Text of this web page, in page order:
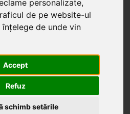
personalizate,
de pe website-ul
de unde vin
Accept
Refuz
schimb setările
mai mari de 350 Lei. Comanda minimă în
în 1 - 2 zile lucrătoare.